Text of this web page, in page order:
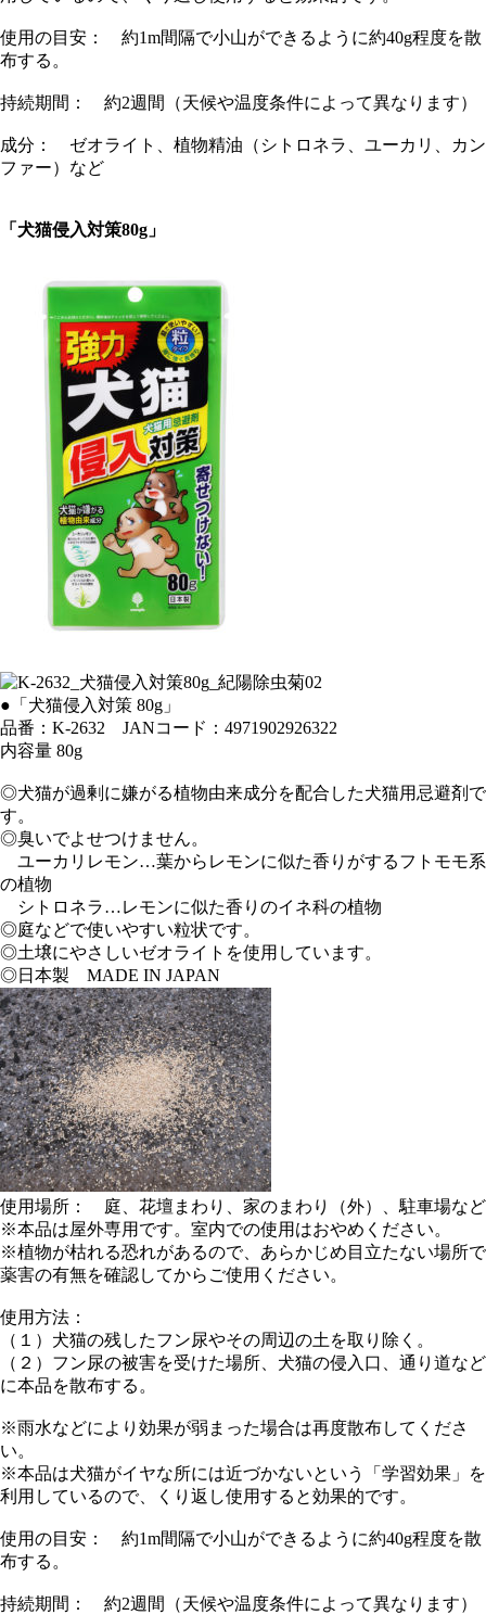
使用の目安： 約1m間隔で小山ができるように約40g程度を散
布する。
持続期間： 約2週間（天候や温度条件によって異なります）
成分： ゼオライト、植物精油（シトロネラ、ユーカリ、カン
ファー）など
「犬猫侵入対策80g」
●「犬猫侵入対策 80g」
品番：K-2632 JANコード：4971902926322
内容量 80g
◎犬猫が過剰に嫌がる植物由来成分を配合した犬猫用忌避剤で
す。
◎臭いでよせつけません。
ユーカリレモン…葉からレモンに似た香りがするフトモモ系
の植物
シトロネラ…レモンに似た香りのイネ科の植物
◎庭などで使いやすい粒状です。
◎土壌にやさしいゼオライトを使用しています。
◎日本製 MADE IN JAPAN
使用場所： 庭、花壇まわり、家のまわり（外）、駐車場など
※本品は屋外専用です。室内での使用はおやめください。
※植物が枯れる恐れがあるので、あらかじめ目立たない場所で
薬害の有無を確認してからご使用ください。
使用方法：
（１）犬猫の残したフン尿やその周辺の土を取り除く。
（２）フン尿の被害を受けた場所、犬猫の侵入口、通り道など
に本品を散布する。
※雨水などにより効果が弱まった場合は再度散布してくださ
い。
※本品は犬猫がイヤな所には近づかないという「学習効果」を
利用しているので、くり返し使用すると効果的です。
使用の目安： 約1m間隔で小山ができるように約40g程度を散
布する。
持続期間： 約2週間（天候や温度条件によって異なります）